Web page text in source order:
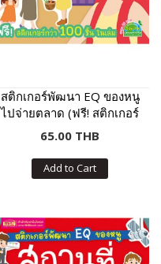
สติกเกอร์พัฒนา EQ ของหนู
ไปจ่ายตลาด (ฟรี! สติกเกอร์
กว่า 100 ชิ้น ในเล่ม)
65.00 THB
Add to Cart